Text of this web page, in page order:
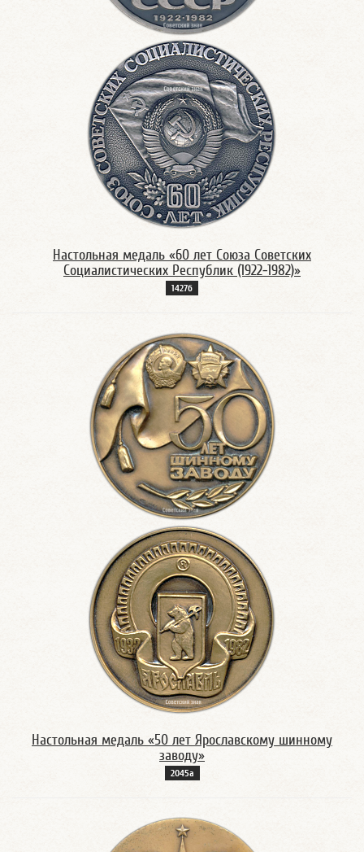
Настольная медаль «60 лет Союза Советских
Социалистических Республик (1922-1982)»
1427б
Настольная медаль «50 лет Ярославскому шинному
заводу»
2045а